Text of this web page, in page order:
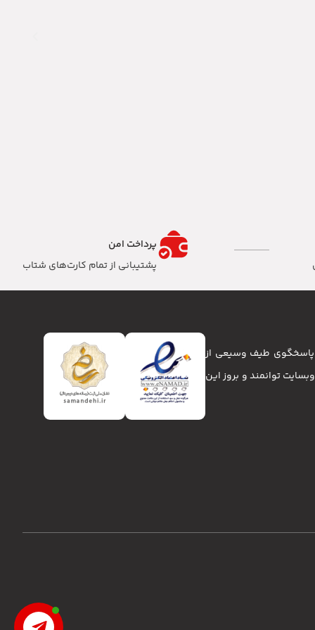
پرداخت امن
پشتیبانی از تمام کارت‌های شتاب
پاسخگوی طیف وسیعی از
و وبسایت توانمند و بروز این